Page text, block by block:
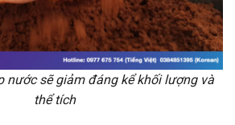
nước sẽ giảm đáng kể khối lượng và
thể tích